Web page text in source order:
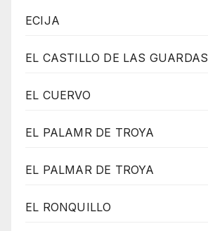
ECIJA
EL CASTILLO DE LAS GUARDAS
EL CUERVO
EL PALAMR DE TROYA
EL PALMAR DE TROYA
EL RONQUILLO